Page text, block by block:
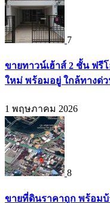
7
ขายทาวน์เฮ้าส์ 2 ชั้น ฟรี
ใหม่ พร้อมอยู่ ใกล้ทางด่ว
1 พฤษภาคม 2026
8
ขายที่ดินราคาถูก พร้อมบ้